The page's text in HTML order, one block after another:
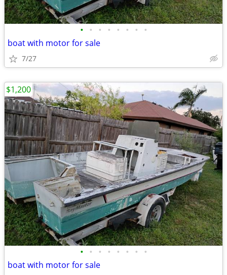
• • • • • • • •
boat with motor for sale
7/27
• • • • • • • •
boat with motor for sale
$1,200